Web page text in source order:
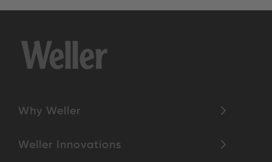
Why Weller
Weller Innovations